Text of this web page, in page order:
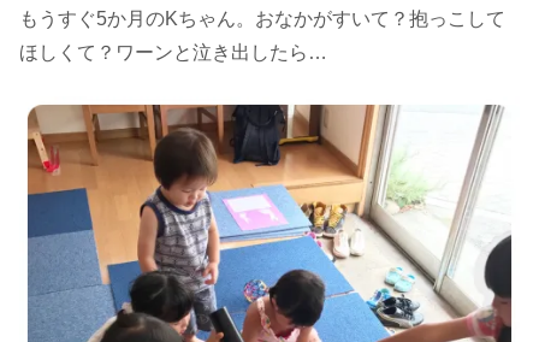
もうすぐ5か月のKちゃん。おなかがすいて？抱っこして
ほしくて？ワーンと泣き出したら…